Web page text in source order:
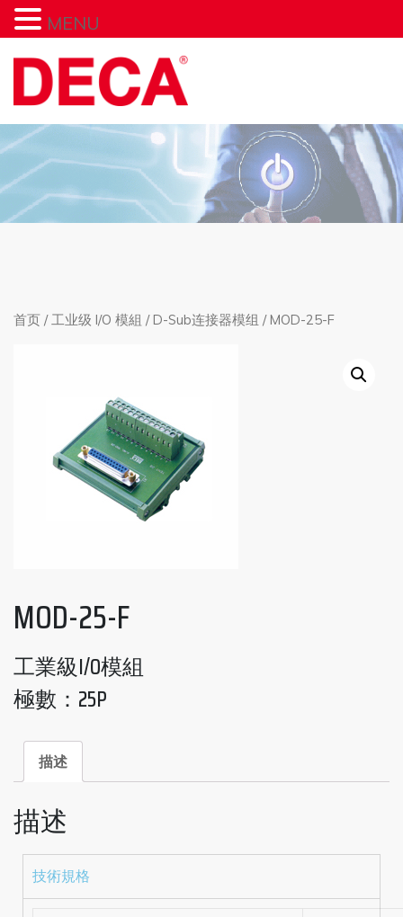
首页 /工业级 I/O 模組 /D-Sub连接器模组 / MOD-25-F
MOD-25-F
工業級I/O模組
極數：25P
描述
描述
技術規格
MENU